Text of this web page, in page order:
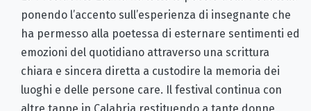
ponendo l’accento sull’esperienza di insegnante che
ha permesso alla poetessa di esternare sentimenti ed
emozioni del quotidiano attraverso una scrittura
chiara e sincera diretta a custodire la memoria dei
luoghi e delle persone care. Il festival continua con
altre tappe in Calabria restituendo a tante donne